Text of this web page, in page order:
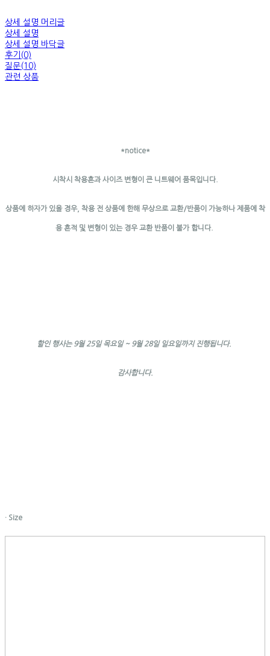
상세 설명 머리글
상세 설명
상세 설명 바닥글
후기(0)
질문(10)
관련 상품
*notice*
시착시 착용흔과 사이즈 변형이 큰 니트웨어 품목입니다.
상품에 하자가 있을 경우, 착용 전 상품에 한해 무상으로 교환/반품이 가능하나 제품에 착
용 흔적 및 변형이 있는 경우 교환 반품이 불가 합니다.
할인 행사는 9월 25일 목요일 ~ 9월 28일 일요일까지 진행됩니다.
감사합니다.
· Size